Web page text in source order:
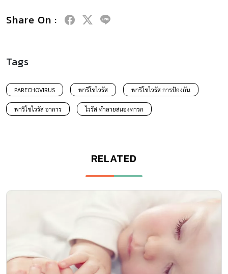
Share On :
Tags
PARECHOVIRUS พารีโชไวรัส พารีโชไวรัส การป้องกัน
พารีโชไวรัส อาการ ไวรัส ทำลายสมองทารก
RELATED